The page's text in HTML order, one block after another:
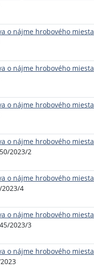
o nájme hrobového miesta
o nájme hrobového miesta
o nájme hrobového miesta
o nájme hrobového miesta
2023/2
o nájme hrobového miesta
2023/4
o nájme hrobového miesta
2023/3
o nájme hrobového miesta